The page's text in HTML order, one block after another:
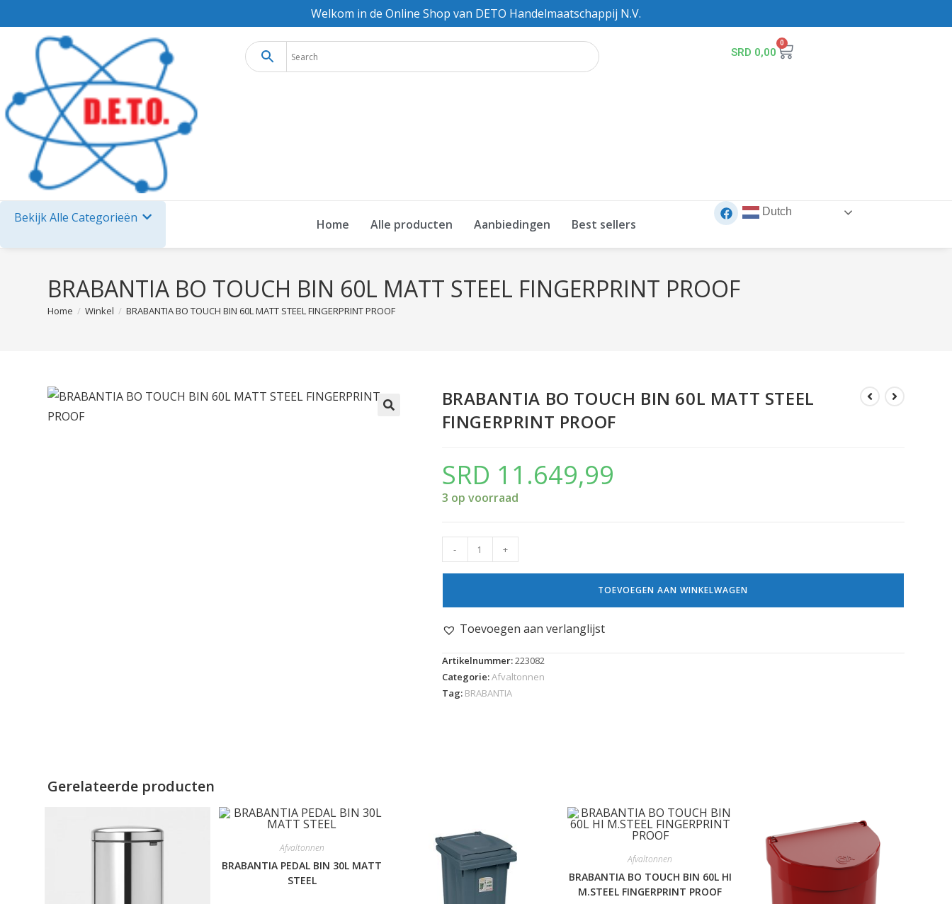
Welkom in de Online Shop van DETO Handelmaatschappij N.V.
SRD 0,00
0
Bekijk Alle Categorieën Home Alle producten Aanbiedingen Best sellers
Dutch
BRABANTIA BO TOUCH BIN 60L MATT STEEL FINGERPRINT PROOF
Home / Winkel / BRABANTIA BO TOUCH BIN 60L MATT STEEL FINGERPRINT PROOF
BRABANTIA BO TOUCH BIN 60L MATT STEEL
FINGERPRINT PROOF
SRD 11.649,99
3 op voorraad
- +
TOEVOEGEN AAN WINKELWAGEN
Toevoegen aan verlanglijst
Artikelnummer:223082
Categorie:Afvaltonnen
Tag: BRABANTIA
Gerelateerde producten
Afvaltonnen
BRABANTIA PEDAL BIN 30L MATT
STEEL
Afvaltonnen
BRABANTIA BO TOUCH BIN 60L HI
M.STEEL FINGERPRINT PROOF